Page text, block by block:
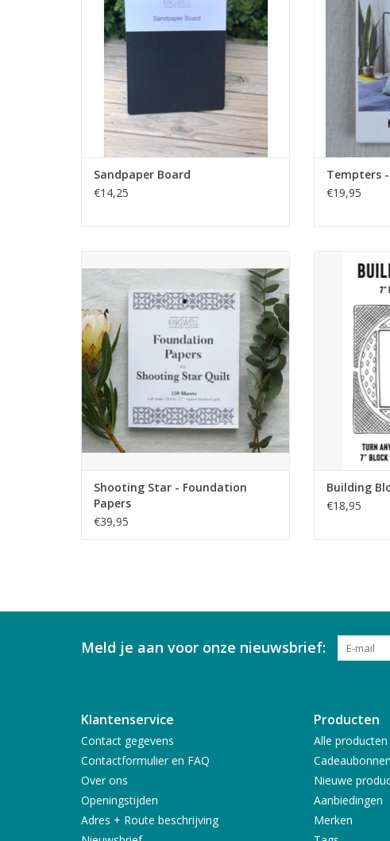
Sandpaper Board
€14,25
Tempters
€19,95
TOEVOEGEN AAN WINKELWAGEN
Shooting Star - Foundation
Papers
€39,95
Building
€18,95
Meld je aan voor onze nieuwsbrief:
Klantenservice
Contact gegevens
Contactformulier en FAQ
Over ons
Openingstijden
Adres + Route beschrijving
Producten
Alle producten
Cadeaubonnen
Nieuwe
Aanbiedingen
Merken